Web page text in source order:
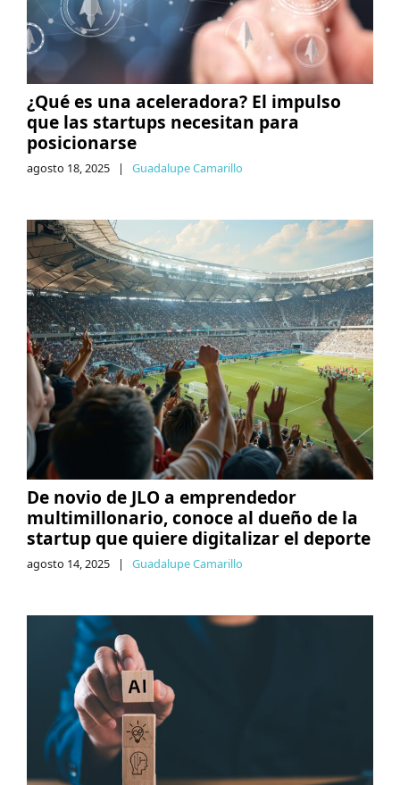
¿Qué es una aceleradora? El impulso
que las startups necesitan para
posicionarse
agosto 18, 2025 | Guadalupe Camarillo
De novio de JLO a emprendedor
multimillonario, conoce al dueño de la
startup que quiere digitalizar el deporte
agosto 14, 2025 | Guadalupe Camarillo